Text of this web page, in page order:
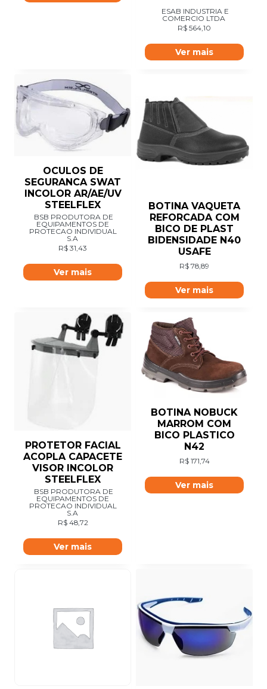
ESAB INDUSTRIA E
COMERCIO LTDA
R$ 564,10
Ver mais
OCULOS DE
SEGURANCA SWAT
INCOLOR AR/AE/UV
STEELFLEX
BSB PRODUTORA DE
EQUIPAMENTOS DE
PROTECAO INDIVIDUAL
S.A
R$ 31,43
Ver mais
BOTINA VAQUETA
REFORCADA COM
BICO DE PLAST
BIDENSIDADE N40
USAFE
R$ 78,89
Ver mais
PROTETOR FACIAL
ACOPLA CAPACETE
VISOR INCOLOR
STEELFLEX
BSB PRODUTORA DE
EQUIPAMENTOS DE
PROTECAO INDIVIDUAL
S.A
R$48,72
Ver mais
BOTINA NOBUCK
MARROM COM
BICO PLASTICO
N42
R$171,74
Ver mais